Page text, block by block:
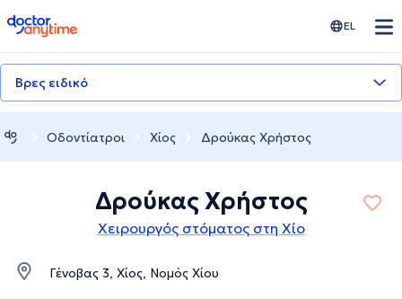
doctoranytime EL
Βρες ειδικό
Οδοντίατροι Χίος Δρούκας Χρήστος
Δρούκας Χρήστος
Χειρουργός στόματος στη Χίο
Γένοβας 3, Χίος, Νομός Χίου